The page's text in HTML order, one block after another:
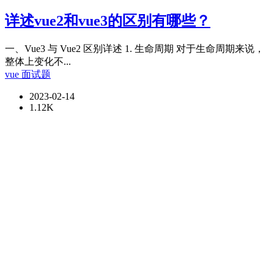
详述vue2和vue3的区别有哪些？
一、Vue3 与 Vue2 区别详述 1. 生命周期 对于生命周期来说，
整体上变化不...
vue 面试题
2023-02-14
1.12K